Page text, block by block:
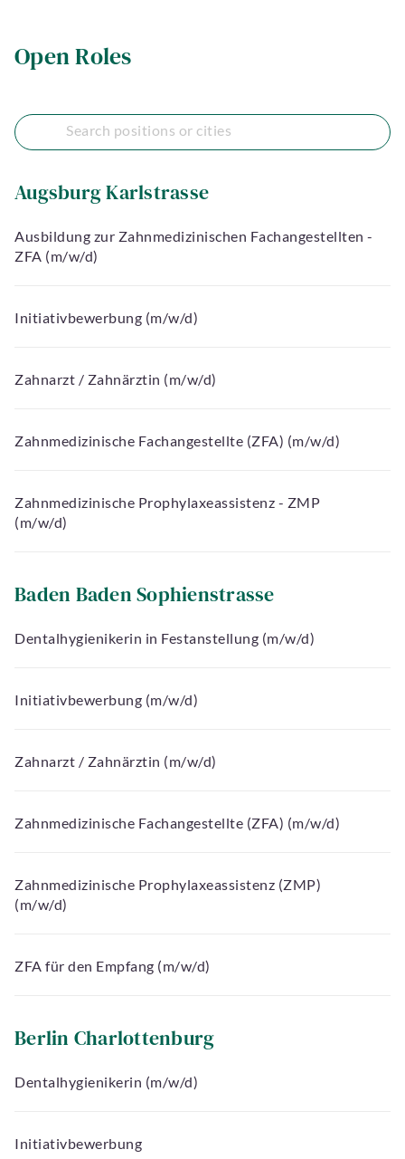
Open Roles
Augsburg Karlstrasse
Ausbildung zur Zahnmedizinischen Fachangestellten -
ZFA (m/w/d)
Initiativbewerbung (m/w/d)
Zahnarzt / Zahnärztin (m/w/d)
Zahnmedizinische Fachangestellte (ZFA) (m/w/d)
Zahnmedizinische Prophylaxeassistenz - ZMP
(m/w/d)
Baden Baden Sophienstrasse
Dentalhygienikerin in Festanstellung (m/w/d)
Initiativbewerbung (m/w/d)
Zahnarzt / Zahnärztin (m/w/d)
Zahnmedizinische Fachangestellte (ZFA) (m/w/d)
Zahnmedizinische Prophylaxeassistenz (ZMP)
(m/w/d)
ZFA für den Empfang (m/w/d)
Berlin Charlottenburg
Dentalhygienikerin (m/w/d)
Initiativbewerbung